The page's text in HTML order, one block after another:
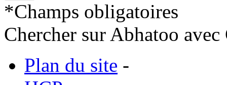
*Champs obligatoires
Chercher sur Abhatoo
Plan du site -